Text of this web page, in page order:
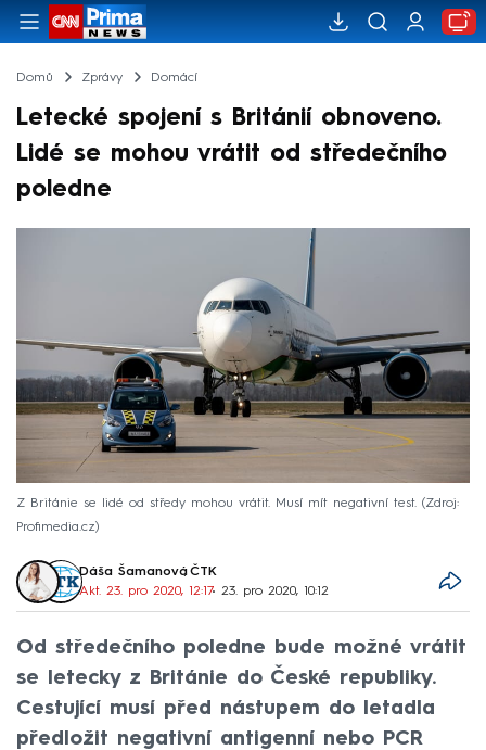
Domů Zprávy Domácí
Letecké spojení s Británií obnoveno.
Lidé se mohou vrátit od středečního
poledne
Z Británie se lidé od středy mohou vrátit. Musí mít negativní test.
Zdroj:
Profimedia.cz
Dáša Šamanová, ČTK
Akt. 23. pro 2020, 12:17• 23. pro 2020, 10:12
Od středečního poledne bude možné vrátit
se letecky z Británie do České republiky.
Cestující musí před nástupem do letadla
předložit negativní antigenní nebo PCR